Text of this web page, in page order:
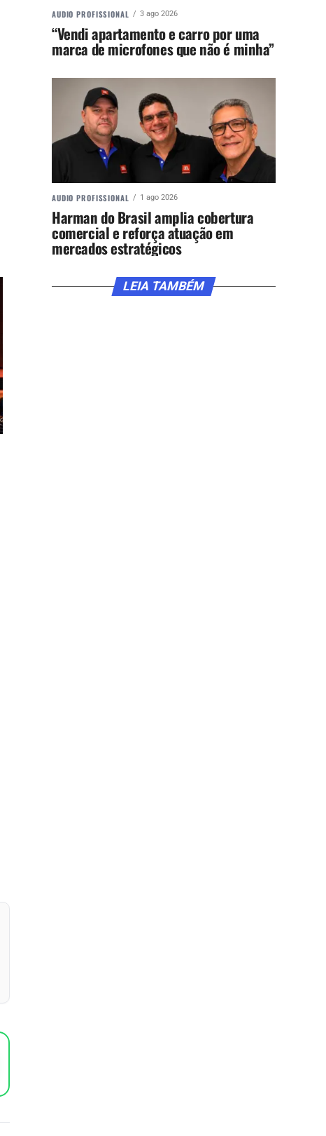
AUDIO PROFISSIONAL 3 ago 2026
“Vendi apartamento e carro por uma
marca de microfones que não é minha”
AUDIO PROFISSIONAL 1 ago 2026
Harman do Brasil amplia cobertura
comercial e reforça atuação em
mercados estratégicos
LEIA TAMBÉM